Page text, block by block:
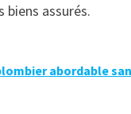
assurés.
abordable